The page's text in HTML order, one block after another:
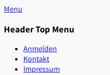
Zum
springen
Menu
Header Top Menu
Anmelden
Kontakt
Impressum